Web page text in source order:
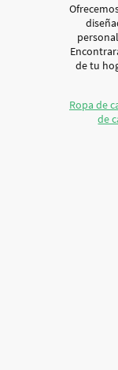
de tu
Ropa de
de